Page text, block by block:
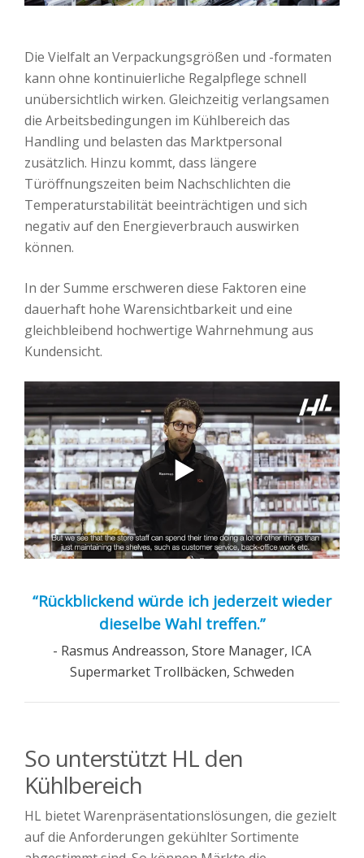
Die Vielfalt an Verpackungsgrößen und -formaten
kann ohne kontinuierliche Regalpflege schnell
unübersichtlich wirken. Gleichzeitig verlangsamen
die Arbeitsbedingungen im Kühlbereich das
Handling und belasten das Marktpersonal
zusätzlich. Hinzu kommt, dass längere
Türöffnungszeiten beim Nachschlichten die
Temperaturstabilität beeinträchtigen und sich
negativ auf den Energieverbrauch auswirken
können.
In der Summe erschweren diese Faktoren eine
dauerhaft hohe Warensichtbarkeit und eine
gleichbleibend hochwertige Wahrnehmung aus
Kundensicht.
“Rückblickend würde ich jederzeit wieder
dieselbe Wahl treffen.”
- Rasmus Andreasson, Store Manager, ICA
Supermarket Trollbäcken, Schweden
So unterstützt HL den
Kühlbereich
HL bietet Warenpräsentationslösungen, die gezielt
auf die Anforderungen gekühlter Sortimente